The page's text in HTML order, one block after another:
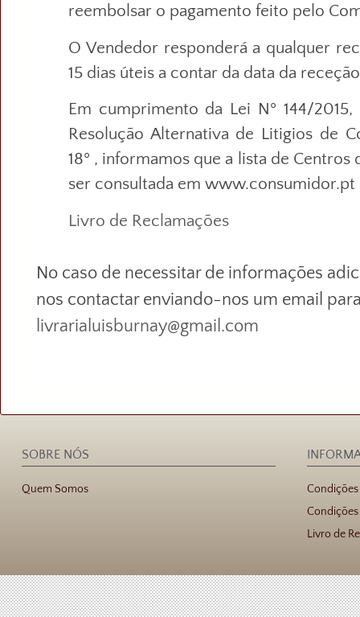
reembolsar o pagamento feito pelo
O Vendedor responderá a qualquer
15 dias úteis a contar da data da
Em cumprimento da Lei Nº 144/
Resolução Alternativa de Litigios de
18º , informamos que a lista de
ser consultada em www.consumidor.pt
Livro de Reclamações
No caso de necessitar de informações
nos contactar enviando-nos um email
livrarialuisburnay@gmail.com
SOBRE NÓS
Quem Somos
Condições
Livro de